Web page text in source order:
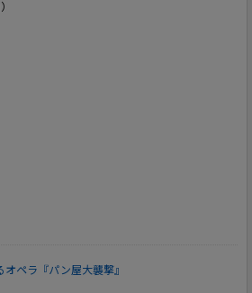
ペラ『パン屋大襲撃』